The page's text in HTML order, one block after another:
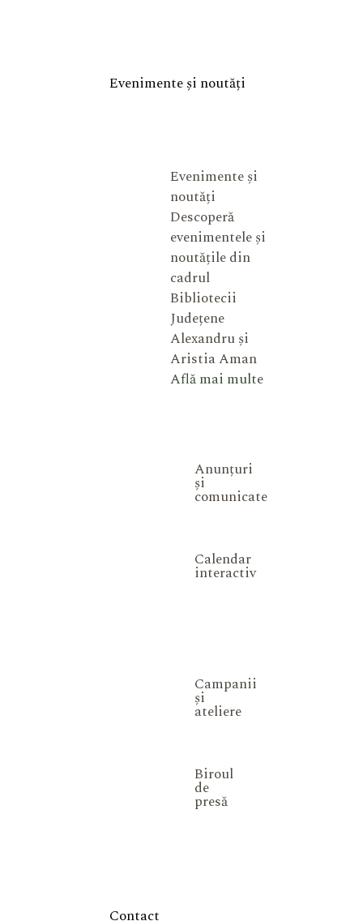
Evenimente și noutăți
Evenimente și
noutăți
Descoperă
evenimentele și
noutățile din
cadrul
Bibliotecii
Județene
Alexandru și
Aristia Aman
Află mai multe
Anunțuri
și
comunicate
Calendar
interactiv
Campanii
și
ateliere
Biroul
de
presă
Contact